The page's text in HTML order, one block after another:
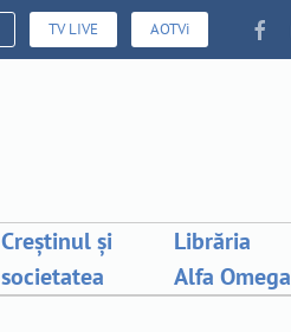
TV LIVE AOTVi
Creștinul și
societatea
Librăria
Alfa Omega